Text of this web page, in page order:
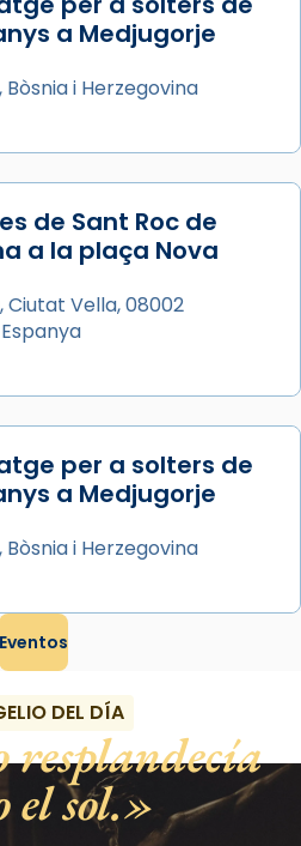
de les invasions
com a patró dels
tard de tota
a Medjugorje
Bòsnia i Herzegovina
de Sant Roc de
a la plaça Nova
Ciutat Vella, 08002
per a solters de
a Medjugorje
Bòsnia i Herzegovina
Eventos
DEL DÍA
resplandecía
el sol.